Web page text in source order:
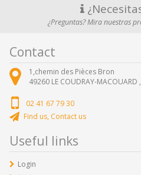
¿Preguntas? Mira nuestras
Contact
1,chemin des Pièces Bron
49260 LE COUDRAY-MACOUARD ,
02 41 67 79 30
Find us, Contact us
Useful links
Login